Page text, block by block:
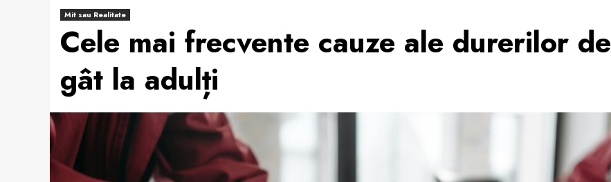
Mit sau Realitate
Cele mai frecvente cauze ale durerilor de
gât la adulți